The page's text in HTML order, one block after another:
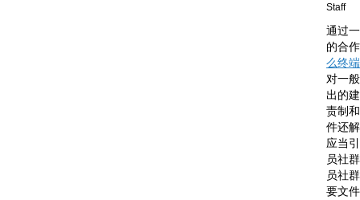
Staff
通过
的合
么终
对一
出的
责制
件还
应当
员社
员社
要文